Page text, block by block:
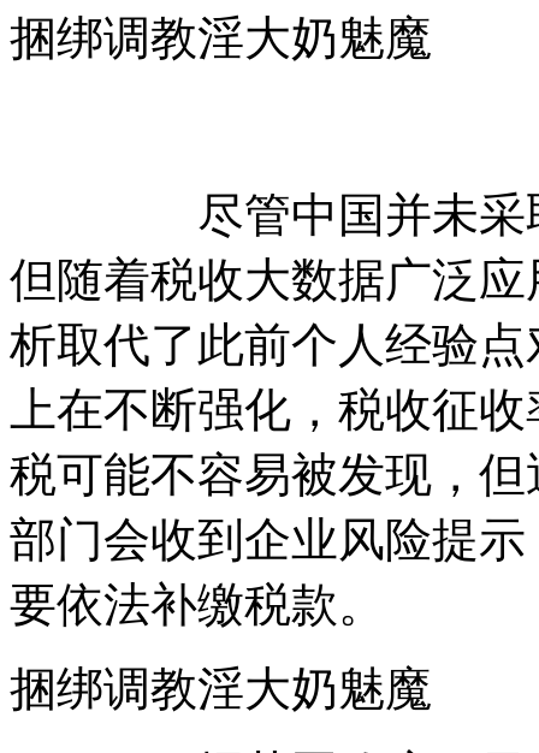
捆绑调教淫大奶魅魔
尽管中国并未采取
但随着税收大数据广泛
析取代了此前个人经验
上在不断强化，税收征
税可能不容易被发现，
部门会收到企业风险提
要依法补缴税款。
捆绑调教淫大奶魅魔